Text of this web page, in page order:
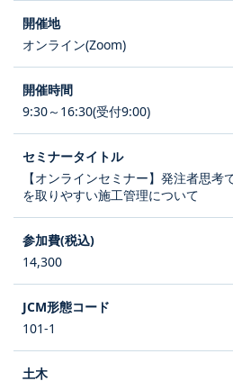
オンライン(Zoom)
9:30～16:30(受付9:00)
【オンラインセミナー】発注者思
を取りやすい施工管理について
14,300
101-1